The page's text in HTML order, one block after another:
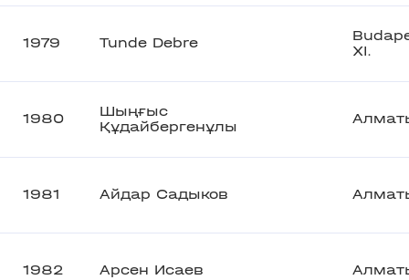
1979 Tunde Debre
XI.
1980
Шыңғыс
Құдайбергенұлы
1981 Айдар Садыков
1982 Арсен Исаев